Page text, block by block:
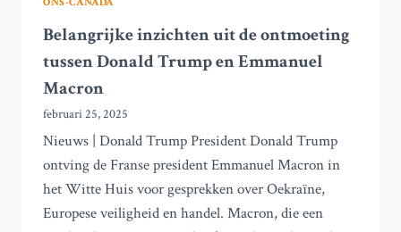
Belangrijke inzichten uit de ontmoeting
tussen Donald Trump en Emmanuel
Macron
februari 25, 2025
Nieuws | Donald Trump President Donald Trump
ontving de Franse president Emmanuel Macron in
het Witte Huis voor gesprekken over Oekraïne,
Europese veiligheid en handel. Macron, die een